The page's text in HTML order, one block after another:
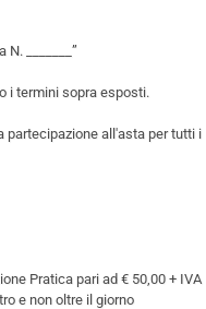
_______”
i termini sopra esposti.
partecipazione all'asta per tutti i
Pratica pari ad € 50,00 + IVA
e non oltre il giorno